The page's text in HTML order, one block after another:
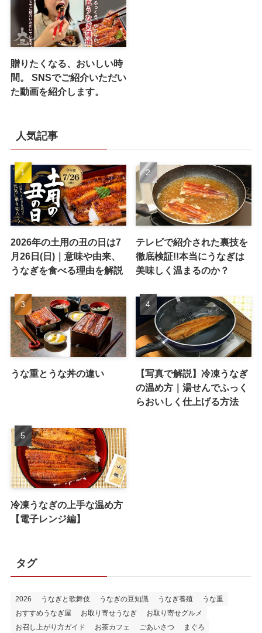
贈りたくなる、おいしい時
間。 SNSでご紹介いただい
た動画を紹介します。
人気記事
2026年の土用の丑の日は7
月26日(日)｜意味や由来、
うなぎを食べる理由を解説
テレビで紹介された裏技を
徹底検証!!本当にうなぎは
美味しく温まるのか？
うな重とうな丼の違い
【写真で解説】冷凍うなぎ
の温め方｜湯せんでふっく
らおいしく仕上げる方法
冷凍うなぎの上手な温め方
【電子レンジ編】
タグ
2026 うなぎと歌舞伎 うなぎの豆知識 うなぎ養殖
うな重
おすすめうなぎ屋
お取り寄せうなぎ
お取り寄せグルメ
お召し上がり方ガイド
お茶カフェ ごあいさつ まぐろ